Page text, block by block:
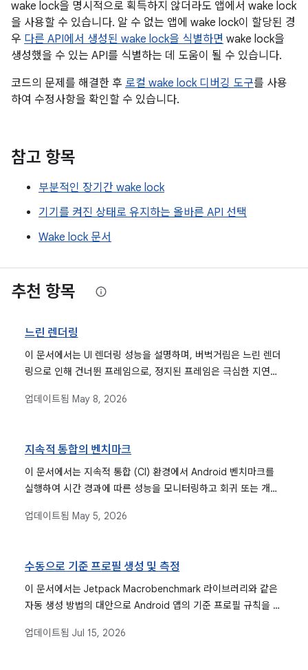
wake lock을 명시적으로 획득하지 않더라도 앱에서 wake lock
을 사용할 수 있습니다. 알 수 없는 앱에 wake lock이 할당된 경
우 다른 API에서 생성된 wake lock을 식별하면 wake lock을
생성했을 수 있는 API를 식별하는 데 도움이 될 수 있습니다.
코드의 문제를 해결한 후 로컬 wake lock 디버깅 도구를 사용
하여 수정사항을 확인할 수 있습니다.
참고 항목
부분적인 장기간 wake lock
기기를 켜진 상태로 유지하는 올바른 API 선택
Wake lock 문서
추천 항목
느린 렌더링
이 문서에서는 UI 렌더링 성능을 설명하며, 버벅거림은 느린 렌더
링으로 인해 건너뛴 프레임으로, 정지된 프레임은 극심한 지연으
Android 애플리케이션에서 이러한 문제를 진단하고 수정하는 방
업데이트됨 May 8, 2026
지속적 통합의 벤치마크
이 문서에서는 지속적 통합 (CI) 환경에서 Android 벤치마크를
실행하여 시간 경과에 따른 성능을 모니터링하고 회귀 또는 개선
를 자세히 설명합니다.
업데이트됨 May 5, 2026
수동으로 기준 프로필 생성 및 측정
이 문서에서는 Jetpack Macrobenchmark 라이브러리와 같은
자동 생성 방법의 대안으로 Android 앱의 기준 프로필 규칙을 수
업데이트됨 Jul 15, 2026